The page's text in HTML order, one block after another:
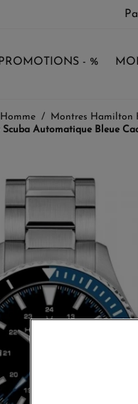
PROMOTIONS - %
Montres Hamilton
Automatique Bleue